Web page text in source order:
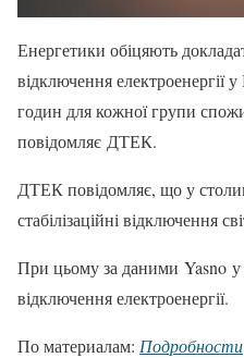
Енергетики обіцяють
відключення електроенергії
годин для кожної групи
повідомляє ДТЕК.
ДТЕК повідомляє, що у
стабілізаційні відключення
При цьому за даними Yasno у
відключення електроенергії.
По материалам: Подробности